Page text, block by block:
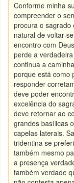
Conforme minha
compreender o
procura o sagrado
natural de voltar-
encontro com
perde a
continua a
porque está como
responder
deve poder
excelência do
deve retornar ao
grandes basílicas
capelas laterais.
tridentina se
também mesmo
a presença
também verdade